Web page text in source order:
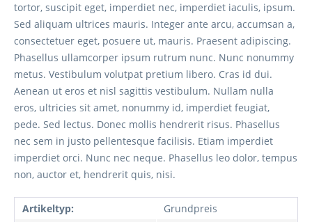
tortor, suscipit eget, imperdiet nec, imperdiet iaculis, ipsum.
Sed aliquam ultrices mauris. Integer ante arcu, accumsan a,
consectetuer eget, posuere ut, mauris. Praesent adipiscing.
Phasellus ullamcorper ipsum rutrum nunc. Nunc nonummy
metus. Vestibulum volutpat pretium libero. Cras id dui.
Aenean ut eros et nisl sagittis vestibulum. Nullam nulla
eros, ultricies sit amet, nonummy id, imperdiet feugiat,
pede. Sed lectus. Donec mollis hendrerit risus. Phasellus
nec sem in justo pellentesque facilisis. Etiam imperdiet
imperdiet orci. Nunc nec neque. Phasellus leo dolor, tempus
non, auctor et, hendrerit quis, nisi.
Artikeltyp:
Grundpreis